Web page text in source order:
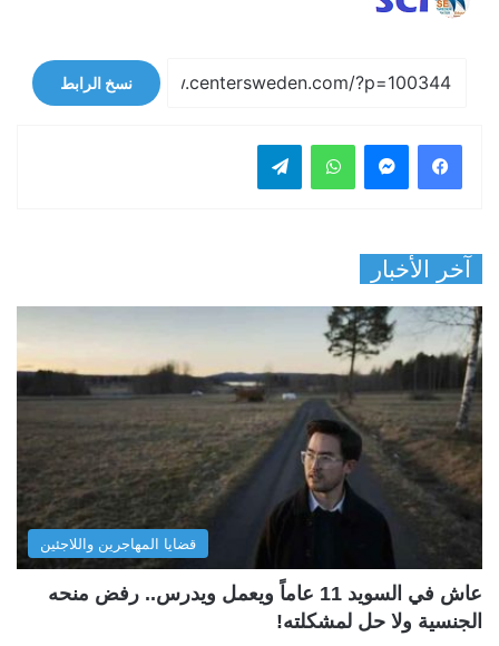
نسخ الرابط
فيسبوك واتساب
آخر الأخبار
قضايا المهاجرين واللاجئين
عاش في السويد 11 عاماً ويعمل ويدرس.. رفض منحه
الجنسية ولا حل لمشكلته!